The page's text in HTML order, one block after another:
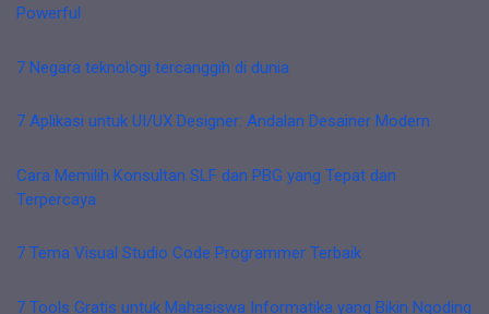
Powerful
7 Negara teknologi tercanggih di dunia
7 Aplikasi untuk UI/UX Designer: Andalan Desainer Modern
Cara Memilih Konsultan SLF dan PBG yang Tepat dan
Terpercaya
7 Tema Visual Studio Code Programmer Terbaik
7 Tools Gratis untuk Mahasiswa Informatika yang Bikin Ngoding